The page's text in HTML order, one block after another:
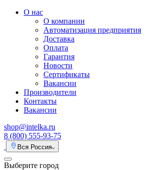
О нас
О компании
Автоматизация предприятия
Доставка
Оплата
Гарантия
Новости
Сертификаты
Вакансии
Производители
Контакты
Вакансии
shop@intelka.ru
8 (800) 555-93-75
Вся Россия
Выберите город